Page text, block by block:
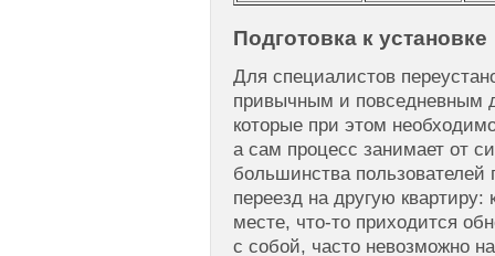
Подготовка к установке
Для специалистов
привычным и повседневным
которые при этом
а сам процесс занимает от
большинства
переезд на другую квартиру:
месте, что-то приходится
с собой, часто невозможно